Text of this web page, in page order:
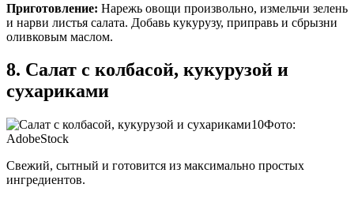
Приготовление: Нарежь овощи произвольно, измельчи зелень
и нарви листья салата. Добавь кукурузу, приправь и сбрызни
оливковым маслом.
8. Салат с колбасой, кукурузой и
сухариками
Фото:
AdobeStock
Свежий, сытный и готовится из максимально простых
ингредиентов.